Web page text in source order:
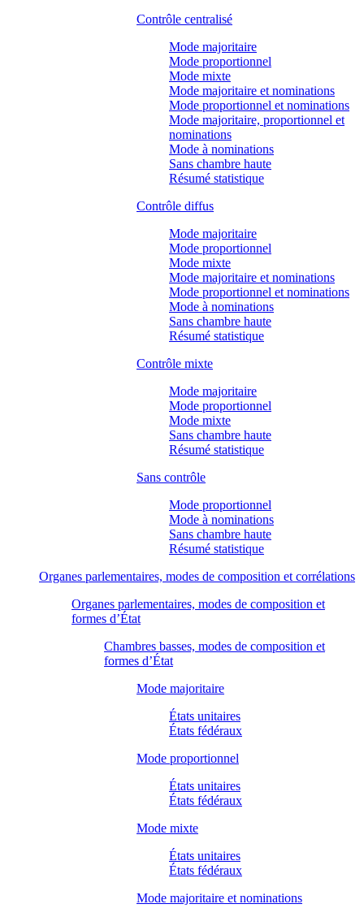
Contrôle centralisé
Mode majoritaire
Mode proportionnel
Mode mixte
Mode majoritaire et nominations
Mode proportionnel et nominations
Mode majoritaire, proportionnel et
nominations
Mode à nominations
Sans chambre haute
Résumé statistique
Contrôle diffus
Mode majoritaire
Mode proportionnel
Mode mixte
Mode majoritaire et nominations
Mode proportionnel et nominations
Mode à nominations
Sans chambre haute
Résumé statistique
Contrôle mixte
Mode majoritaire
Mode proportionnel
Mode mixte
Sans chambre haute
Résumé statistique
Sans contrôle
Mode proportionnel
Mode à nominations
Sans chambre haute
Résumé statistique
Organes parlementaires, modes de composition et corrélations
Organes parlementaires, modes de composition et
formes d’État
Chambres basses, modes de composition et
formes d’État
Mode majoritaire
États unitaires
États fédéraux
Mode proportionnel
États unitaires
États fédéraux
Mode mixte
États unitaires
États fédéraux
Mode majoritaire et nominations